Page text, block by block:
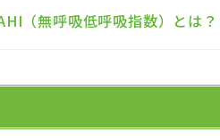
（無呼吸低呼吸指数）とは？